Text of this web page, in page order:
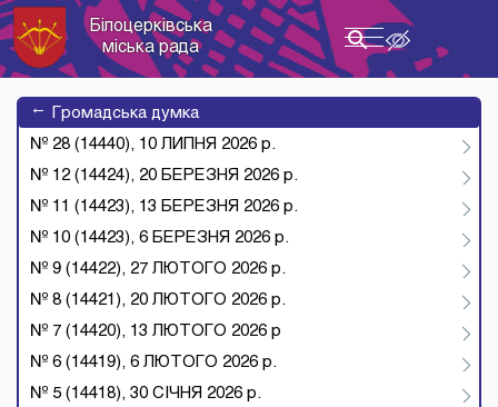
Toggle
navigation
Білоцерківська
міська рада
→
Громадська думка
№ 28 (14440), 10 ЛИПНЯ 2026 р.
№ 12 (14424), 20 БЕРЕЗНЯ 2026 р.
№ 11 (14423), 13 БЕРЕЗНЯ 2026 р.
№ 10 (14423), 6 БЕРЕЗНЯ 2026 р.
№ 9 (14422), 27 ЛЮТОГО 2026 р.
№ 8 (14421), 20 ЛЮТОГО 2026 р.
№ 7 (14420), 13 ЛЮТОГО 2026 р
№ 6 (14419), 6 ЛЮТОГО 2026 р.
№ 5 (14418), 30 СІЧНЯ 2026 р.